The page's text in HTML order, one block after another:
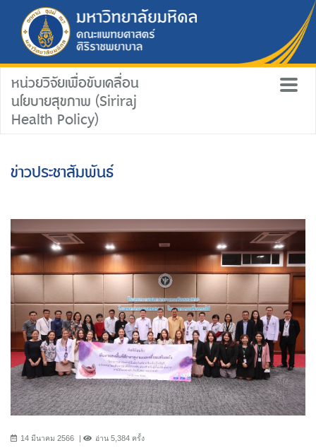
หน่วยวิจัยเพื่อขับเคลื่อน
นโยบายสุขภาพ (Siriraj
Health Policy)
ข่าวประชาสัมพันธ์
14 มีนาคม 2566 อ่าน 5,384 ครั้ง